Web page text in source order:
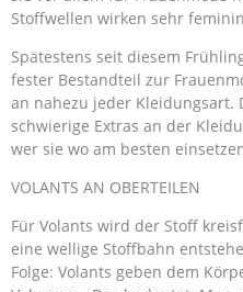
Stoffwellen wirken sehr
Spätestens seit diesem
fester Bestandteil zur
an nahezu jeder Kleidungsart.
schwierige Extras an der
wer sie wo am besten
VOLANTS AN OBERTEILEN
Für Volants wird der Stoff
eine wellige Stoffbahn
Folge: Volants geben dem